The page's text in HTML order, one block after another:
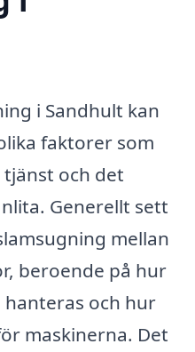
i Sandhult kan
faktorer som
och det
Generellt sett
mellan
beroende på hur
hanteras och hur
maskinerna. Det